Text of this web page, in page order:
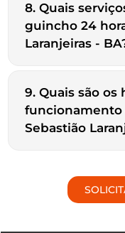
8. Quais
guincho 24
Laranjeiras -
9. Quais são os
funcionamento
Sebastião